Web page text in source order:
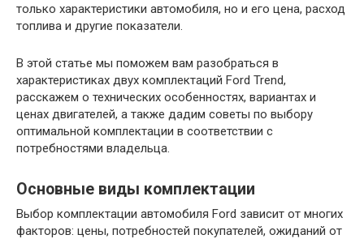
только характеристики автомобиля, но и его цена, расход
топлива и другие показатели.
В этой статье мы поможем вам разобраться в
характеристиках двух комплектаций Ford Trend,
расскажем о технических особенностях, вариантах и ​​
ценах двигателей, а также дадим советы по выбору
оптимальной комплектации в соответствии с
потребностями владельца.
Основные виды комплектации
Выбор комплектации автомобиля Ford зависит от многих
факторов: цены, потребностей покупателей, ожиданий от